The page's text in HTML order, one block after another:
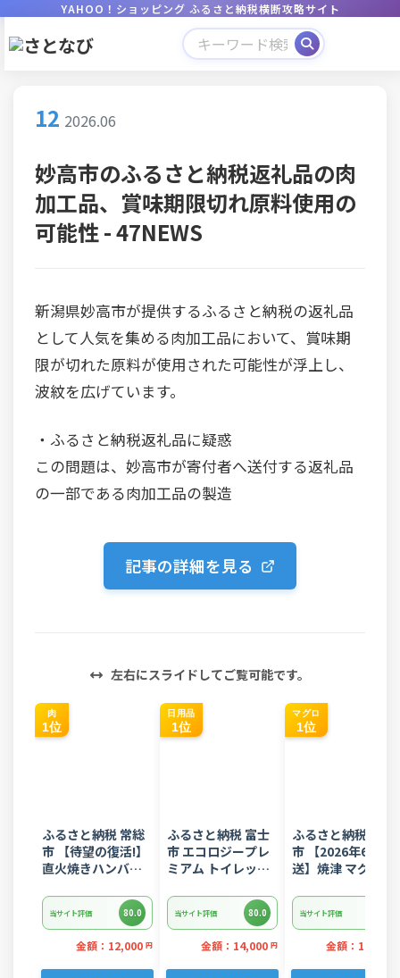
YAHOO！ショッピング ふるさと納税横断攻略サイト
12 2026.06
妙高市のふるさと納税返礼品の肉
加工品、賞味期限切れ原料使用の
可能性 - 47NEWS
新潟県妙高市が提供するふるさと納税の返礼品
として人気を集める肉加工品において、賞味期
限が切れた原料が使用された可能性が浮上し、
波紋を広げています。
・ふるさと納税返礼品に疑惑
この問題は、妙高市が寄付者へ送付する返礼品
の一部である肉加工品の製造
記事の詳細を見る
左右にスライドしてご覧可能です。
肉
1位
ふるさと納税 常総
市 【待望の復活!】
直火焼きハンバー
ス 3kg 22個入り
当サイト評価 80.0
金額：12,000 円
日用品
1位
ふるさと納税 富士
市 エコロジープレ
ミアム トイレット
ロール 日用品 人気
当サイト評価 80.0
金額：14,000 円
マグロ
1位
ふるさと納税 焼津
市 【2026年6月発
送】焼津 マグロ ネ
ぎとろ(a10-
875202606)
当サイト評価
金額：11,000